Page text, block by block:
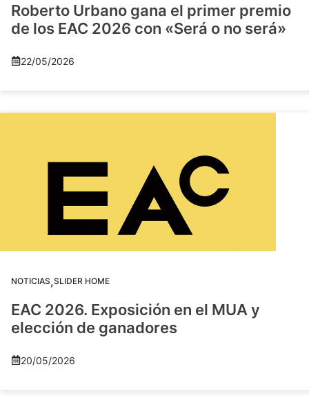
Roberto Urbano gana el primer premio
de los EAC 2026 con «Será o no será»
22/05/2026
NOTICIAS,SLIDER HOME
EAC 2026. Exposición en el MUA y
elección de ganadores
20/05/2026